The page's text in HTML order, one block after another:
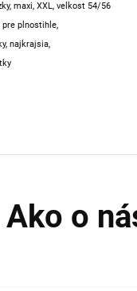
maxi, XXL, velkost 54/56
pre plnostihle,
najkrajsia,